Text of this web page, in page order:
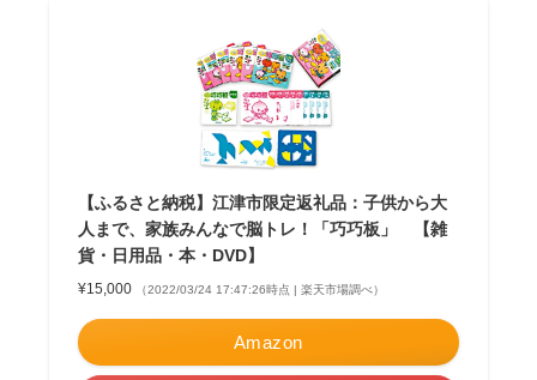
【ふるさと納税】江津市限定返礼品：子供から大
人まで、家族みんなで脳トレ！「巧巧板」 【雑
貨・日用品・本・DVD】
¥15,000 （2022/03/24 17:47:26時点 | 楽天市場調べ）
Amazon